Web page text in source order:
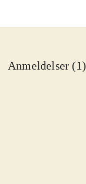
Anmeldelser (1)